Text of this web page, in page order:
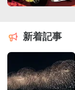
新着記事